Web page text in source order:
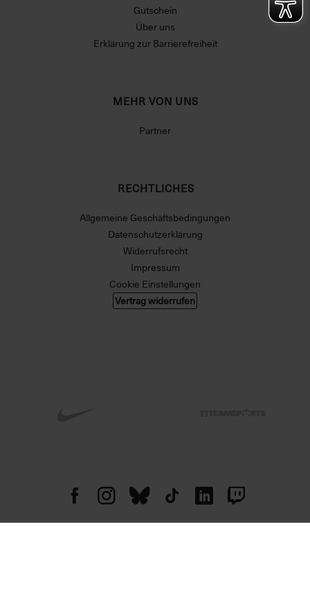
Gutschein
Über uns
Erklärung zur Barrierefreiheit
MEHR VON UNS
Partner
RECHTLICHES
Allgemeine Geschäftsbedingungen
Datenschutzerklärung
Widerrufsrecht
Impressum
Cookie Einstellungen
Vertrag widerrufen